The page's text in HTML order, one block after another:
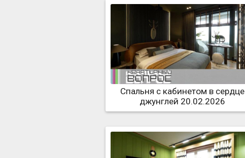
Спальня с кабинетом в сердце
джунглей 20.02.2026